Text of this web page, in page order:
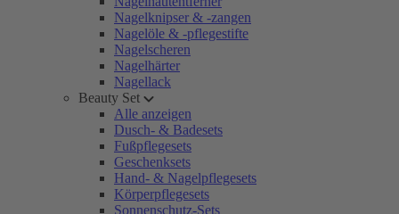
Nagelknipser & -zangen
Nagelöle & -pflegestifte
Nagelscheren
Nagelhärter
Nagellack
Beauty Set
Alle anzeigen
Dusch- & Badesets
Fußpflegesets
Geschenksets
Hand- & Nagelpflegesets
Körperpflegesets
Sonnenschutz-Sets